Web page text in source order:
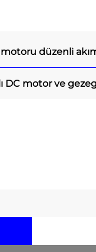
motoru düzenli
DC motor ve